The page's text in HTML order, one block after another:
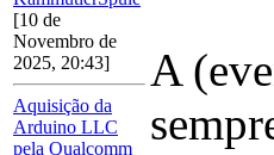
[10 de
Novembro de
2025, 20:43]
Aquisição da
Arduino LLC
pela Qualcomm
A